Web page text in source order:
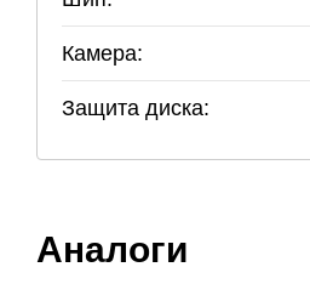
Камера:
Защита диска:
Аналоги